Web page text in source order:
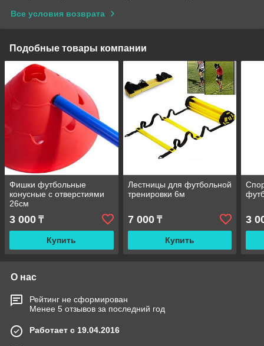
Все условия возврата
Подобные товары компании
Фишки футбольные
конусные с отверстиями
26см
3 000 ₸
Купить
Лестницы для футбольной
тренировки 6м
7 000₸
Купить
3
О нас
Рейтинг не сформирован
Менее 5 отзывов за последний год
Работает с 19.04.2016